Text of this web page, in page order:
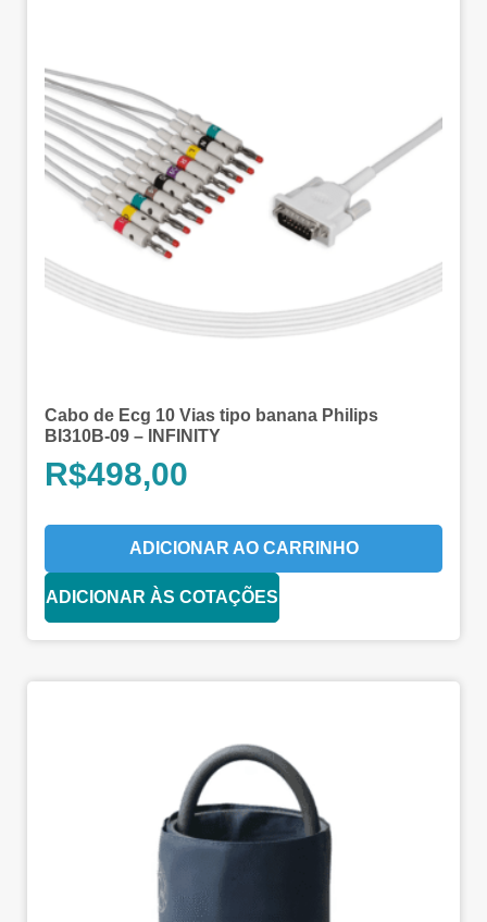
Cabo de Ecg 10 Vias tipo banana Philips
BI310B-09 – INFINITY
R$498,00
ADICIONAR AO CARRINHO
ADICIONAR ÀS COTAÇÕES